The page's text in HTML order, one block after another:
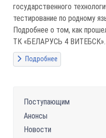
государственного
тестирование по родному
Подробнее о том, как
ТК «БЕЛАРУСЬ 4 ВИТЕБСК».
Подробнее
Поступающим
Анонсы
Новости